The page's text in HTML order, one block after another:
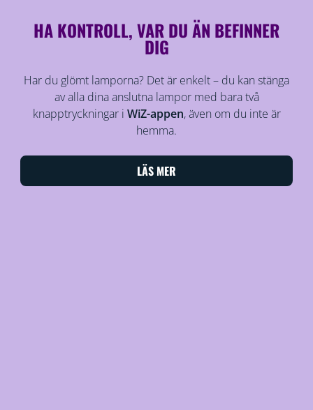
HA KONTROLL, VAR DU ÄN BEFINNER
DIG
Har du glömt lamporna? Det är enkelt – du kan stänga
av alla dina anslutna lampor med bara två
knapptryckningar i WiZ-appen, även om du inte är
hemma.
LÄS MER